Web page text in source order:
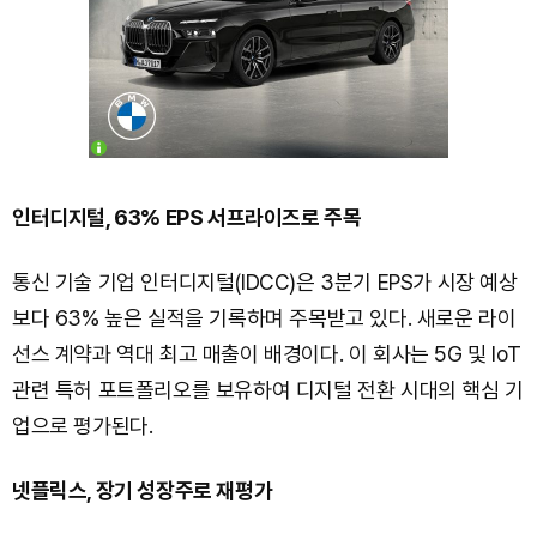
인터디지털, 63% EPS 서프라이즈로 주목
통신 기술 기업 인터디지털(IDCC)은 3분기 EPS가 시장 예상
보다 63% 높은 실적을 기록하며 주목받고 있다. 새로운 라이
선스 계약과 역대 최고 매출이 배경이다. 이 회사는 5G 및 IoT
관련 특허 포트폴리오를 보유하여 디지털 전환 시대의 핵심 기
업으로 평가된다.
넷플릭스, 장기 성장주로 재평가